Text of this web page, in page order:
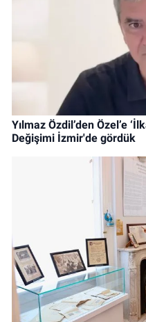
Yılmaz Özdil’den Özel’e
Değişimi İzmir'de gördük